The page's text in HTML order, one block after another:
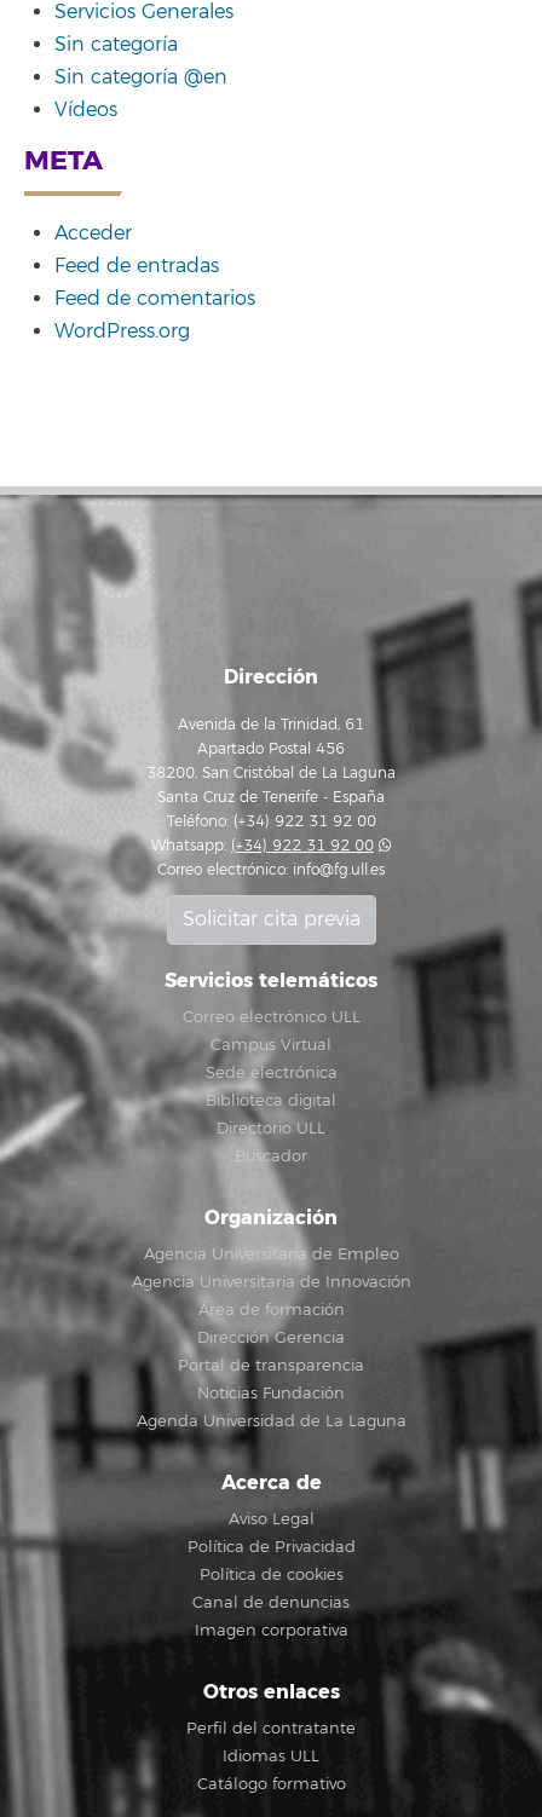
Servicios Generales
Sin categoría
Sin categoría @en
Vídeos
META
Acceder
Feed de entradas
Feed de comentarios
WordPress.org
Dirección
Avenida de la Trinidad, 61
Apartado Postal 456
38200, San Cristóbal de La Laguna
Santa Cruz de Tenerife - España
Teléfono: (+34) 922 31 92 00
Whatsapp: (+34) 922 31 92 00
Correo electrónico: info@fg.ull.es
Solicitar cita previa
Servicios telemáticos
Correo electrónico ULL
Campus Virtual
Sede electrónica
Biblioteca digital
Directorio ULL
Buscador
Organización
Agencia Universitaria de Empleo
Agencia Universitaria de Innovación
Área de formación
Dirección Gerencia
Portal de transparencia
Noticias Fundación
Agenda Universidad de La Laguna
Acerca de
Aviso Legal
Política de Privacidad
Política de cookies
Canal de denuncias
Imagen corporativa
Otros enlaces
Perfil del contratante
Idiomas ULL
Catálogo formativo